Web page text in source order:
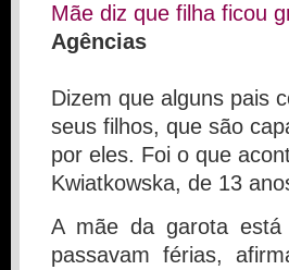
Mãe diz que filha ficou
Agências
Dizem que alguns pais
seus filhos, que são
por eles. Foi o que
Kwiatkowska, de 13
A mãe da garota está
passavam férias,